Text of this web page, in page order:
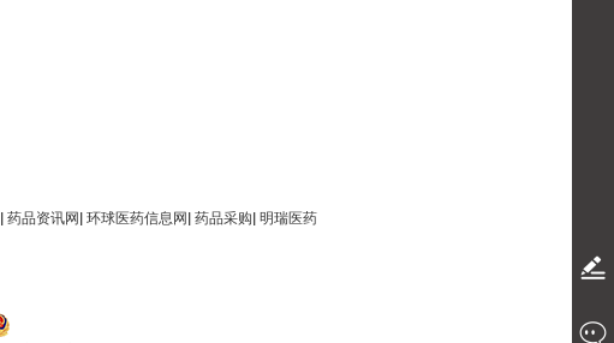
| 药品资讯网| 环球医药信息网| 药品采购| 明瑞医药